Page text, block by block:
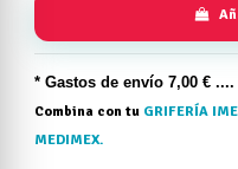
* Gastos de envío 7,00 €
Combina con tu GRIFERÍA
MEDIMEX.